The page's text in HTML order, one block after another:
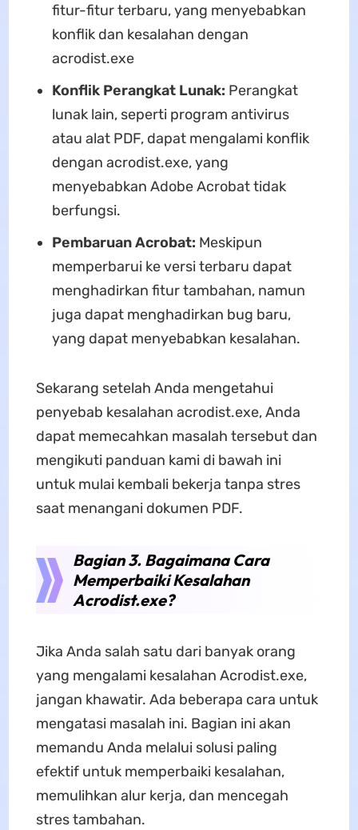
fitur-fitur terbaru, yang menyebabkan
konflik dan kesalahan dengan
acrodist.exe
Konflik Perangkat Lunak: Perangkat
lunak lain, seperti program antivirus
atau alat PDF, dapat mengalami konflik
dengan acrodist.exe, yang
menyebabkan Adobe Acrobat tidak
berfungsi.
Pembaruan Acrobat: Meskipun
memperbarui ke versi terbaru dapat
menghadirkan fitur tambahan, namun
juga dapat menghadirkan bug baru,
yang dapat menyebabkan kesalahan.
Sekarang setelah Anda mengetahui
penyebab kesalahan acrodist.exe, Anda
dapat memecahkan masalah tersebut dan
mengikuti panduan kami di bawah ini
untuk mulai kembali bekerja tanpa stres
saat menangani dokumen PDF.
Bagian 3. Bagaimana Cara
Memperbaiki Kesalahan
Acrodist.exe?
Jika Anda salah satu dari banyak orang
yang mengalami kesalahan Acrodist.exe,
jangan khawatir. Ada beberapa cara untuk
mengatasi masalah ini. Bagian ini akan
memandu Anda melalui solusi paling
efektif untuk memperbaiki kesalahan,
memulihkan alur kerja, dan mencegah
stres tambahan.